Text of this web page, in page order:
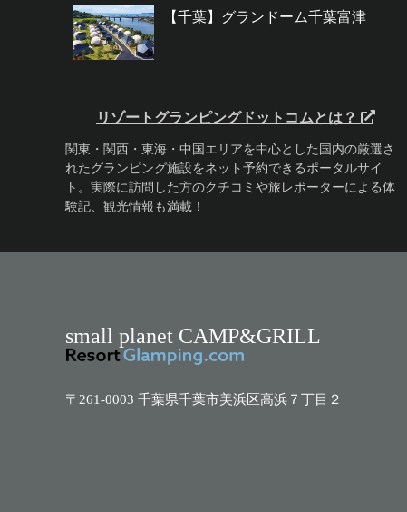
【千葉】グランドーム千葉富津
リゾートグランピングドットコムとは？
関東・関西・東海・中国エリアを中心とした国内の厳選さ
れたグランピング施設をネット予約できるポータルサイ
ト。実際に訪問した方のクチコミや旅レポーターによる体
験記、観光情報も満載！
small planet CAMP&GRILL
〒261-0003 千葉県千葉市美浜区高浜７丁目２